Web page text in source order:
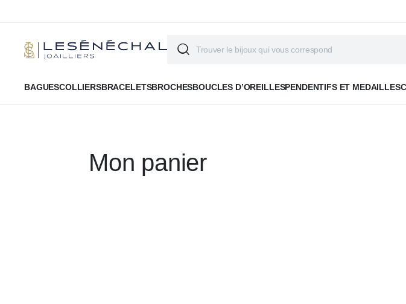
BAGUESCOLLIERSBRACELETSBROCHESBOUCLES D’OREILLESPENDENTIFS ET MEDAILLES
Mon panier